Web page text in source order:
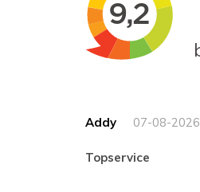
Addy 07-08-2026
topservice